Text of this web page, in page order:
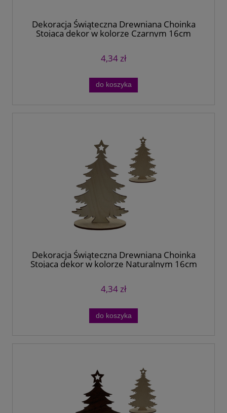
Dekoracja Świąteczna Drewniana Choinka
Stojąca dekor w kolorze Czarnym 16cm
4,34 zł
do koszyka
Dekoracja Świąteczna Drewniana Choinka
Stojąca dekor w kolorze Naturalnym 16cm
4,34 zł
do koszyka